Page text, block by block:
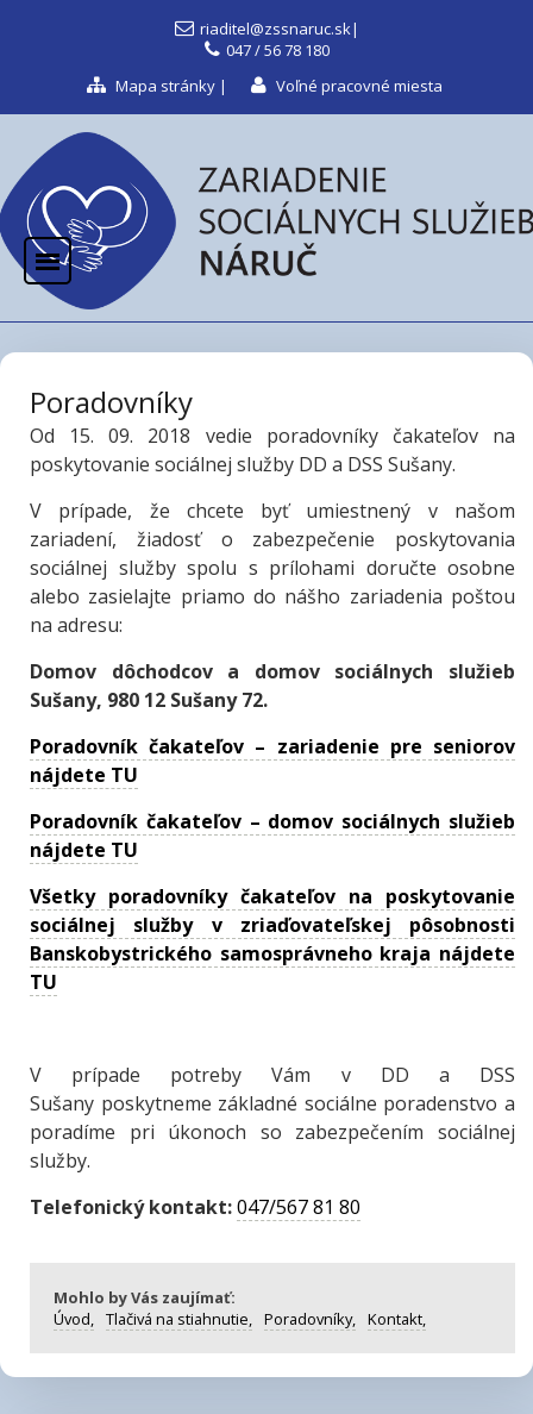
riaditel@zssnaruc.sk|
047 / 56 78 180
Mapa stránky | Voľné pracovné miesta
Poradovníky
Od 15. 09. 2018 vedie poradovníky čakateľov na
poskytovanie sociálnej služby DD a DSS Sušany.
V prípade, že chcete byť umiestnený v našom
zariadení, žiadosť o zabezpečenie poskytovania
sociálnej služby spolu s prílohami doručte osobne
alebo zasielajte priamo do nášho zariadenia poštou
na adresu:
Domov dôchodcov a domov sociálnych služieb
Sušany, 980 12 Sušany 72.
Poradovník čakateľov – zariadenie pre seniorov
nájdete TU
Poradovník čakateľov – domov sociálnych služieb
nájdete TU
Všetky poradovníky čakateľov na poskytovanie
sociálnej služby v zriaďovateľskej pôsobnosti
Banskobystrického samosprávneho kraja nájdete
TU
V prípade potreby Vám v DD a DSS
Sušany poskytneme základné sociálne poradenstvo a
poradíme pri úkonoch so zabezpečením sociálnej
služby.
Telefonický kontakt:047/567 81 80
Mohlo by Vás zaujímať:
Úvod, Tlačivá na stiahnutie, Poradovníky, Kontakt,